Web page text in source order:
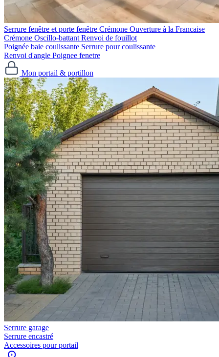
Serrure fenêtre et porte fenêtre
Crémone Ouverture à la Francaise
Crémone Oscillo-battant Renvoi de fouillot
Poignée baie coulissante Serrure pour coulissante
Renvoi d'angle Poignee fenetre
Mon portail & portillon
Serrure garage
Serrure encastré
Accessoires pour portail